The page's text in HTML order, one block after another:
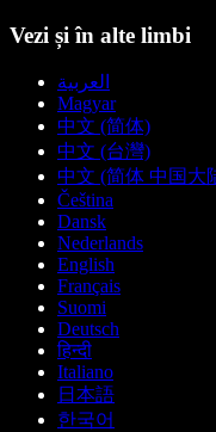
Vezi și în alte limbi
العربية
Magyar
中文 (简体)
中文 (台灣)
中文 (简体 中国大
Čeština
Dansk
Nederlands
English
Français
Suomi
Deutsch
हिन्दी
Italiano
日本語
한국어